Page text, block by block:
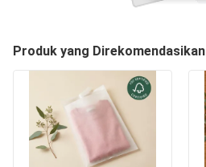
Produk yang Direkomendasikan